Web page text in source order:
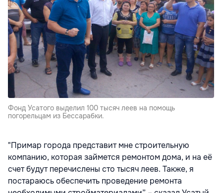
Фонд Усатого выделил 100 тысяч леев на помощь
погорельцам из Бессарабки.
"Примар города представит мне строительную
компанию, которая займется ремонтом дома, и на её
счет будут перечислены сто тысяч леев. Также, я
постараюсь обеспечить проведение ремонта